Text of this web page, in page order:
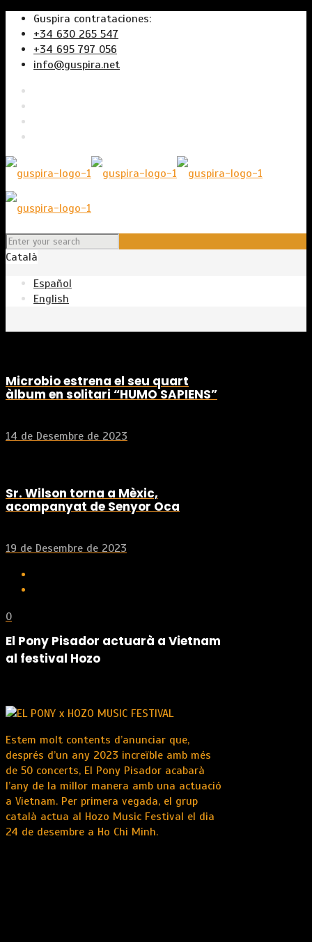
Guspira contrataciones:
+34 630 265 547
+34 695 797 056
info@guspira.net
Català
Español
English
Microbio estrena el seu quart
àlbum en solitari “HUMO SAPIENS”
14 de Desembre de 2023
Sr. Wilson torna a Mèxic,
acompanyat de Senyor Oca
19 de Desembre de 2023
0
El Pony Pisador actuarà a Vietnam
al festival Hozo
Estem molt contents d’anunciar que,
després d’un any 2023 increïble amb més
de 50 concerts, El Pony Pisador acabarà
l’any de la millor manera amb una actuació
a Vietnam. Per primera vegada, el grup
català actua al Hozo Music Festival el dia
24 de desembre a Ho Chi Minh.